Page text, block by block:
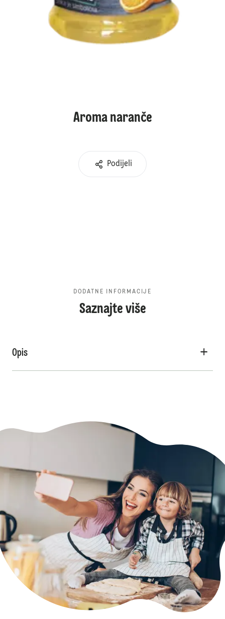
Aroma naranče
Podijeli
DODATNE INFORMACIJE
Saznajte više
Opis